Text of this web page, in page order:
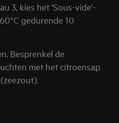
3, kies het 'Sous-vide'-
gedurende 10
Besprenkel de
met het citroensap